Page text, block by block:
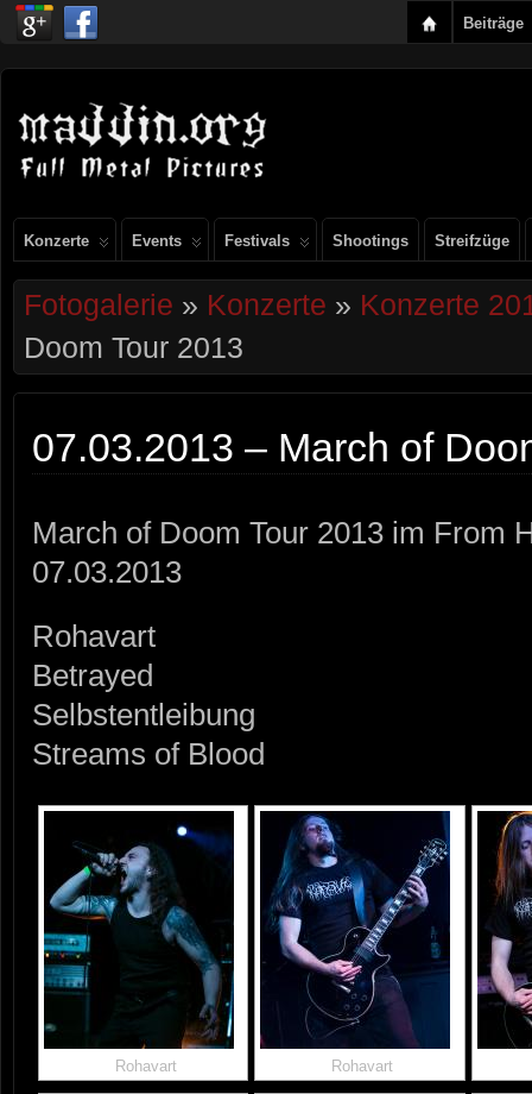
Beiträge
Konzerte Events Festivals Shootings Streifzüge
Fotogalerie » Konzerte » Konzerte
Doom Tour 2013
07.03.2013 – March of
March of Doom Tour 2013 im From
07.03.2013
Rohavart
Betrayed
Selbstentleibung
Streams of Blood
Rohavart Rohavart